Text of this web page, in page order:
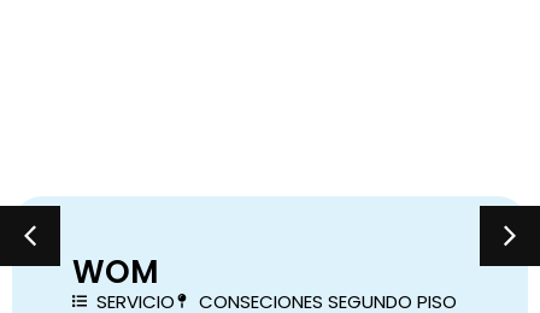
WOM
SERVICIO CONSECIONES SEGUNDO PISO